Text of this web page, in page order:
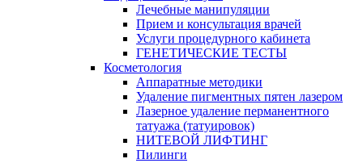
Лечебные манипуляции
Прием и консультация врачей
Услуги процедурного кабинета
ГЕНЕТИЧЕСКИЕ ТЕСТЫ
Косметология
Аппаратные методики
Удаление пигментных пятен лазером
Лазерное удаление перманентного
татуажа (татуировок)
НИТЕВОЙ ЛИФТИНГ
Пилинги